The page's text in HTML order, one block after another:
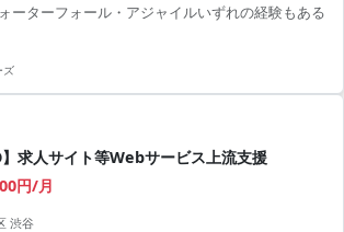
ーターフォール・アジャイルいずれの経験もある
ズ
求人サイト等Webサービス上流支援
円/月
渋谷